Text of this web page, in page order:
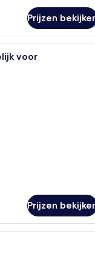
Prijzen
keurig opgemaakt
voor
Prijzen
slaapkamer met een